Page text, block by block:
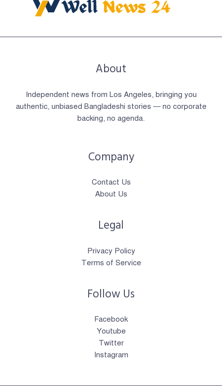
About
Independent news from Los Angeles, bringing you
authentic, unbiased Bangladeshi stories — no corporate
backing, no agenda.
Company
Contact Us
About Us
Legal
Privacy Policy
Terms of Service
Follow Us
Facebook
Youtube
Twitter
Instagram